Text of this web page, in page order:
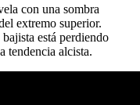
con una sombra
extremo superior.
está perdiendo
tendencia alcista.